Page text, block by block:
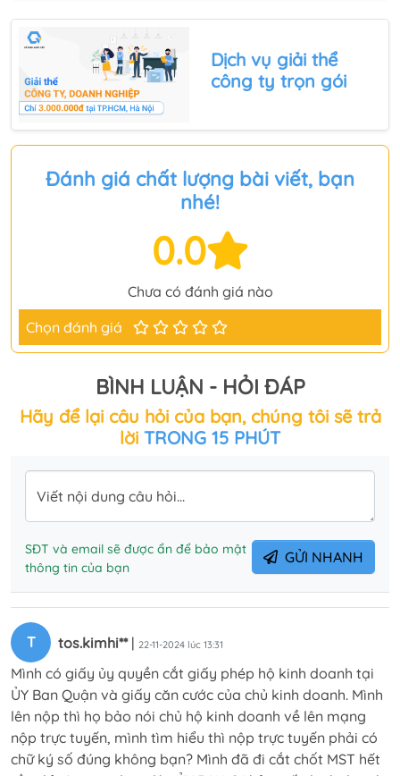
Dịch vụ giải thể
công ty trọn gói
Đánh giá chất lượng bài viết, bạn
nhé!
0.0
Chưa có đánh giá nào
Chọn đánh giá
BÌNH LUẬN - HỎI ĐÁP
Hãy để lại câu hỏi của bạn, chúng tôi sẽ trả
lời TRONG 15 PHÚT
Viết nội dung câu hỏi...
SĐT và email sẽ được ẩn để bảo mật
thông tin của bạn
GỬI NHANH
T tos.kimhi**| 22-11-2024 lúc 13:31
Mình có giấy ủy quyền cắt giấy phép hộ kinh doanh tại
ỦY Ban Quận và giấy căn cước của chủ kinh doanh. Mình
lên nộp thì họ bảo nói chủ hộ kinh doanh về lên mạng
nộp trực tuyến, mình tìm hiểu thì nộp trực tuyến phải có
chữ ký số đúng không bạn? Mình đã đi cắt chốt MST hết